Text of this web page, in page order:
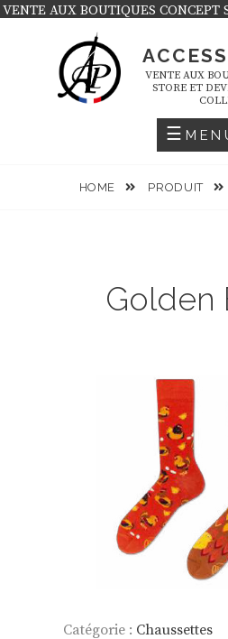
Skip
VENTE AUX BOUTIQUES CONCEPT
VENTE AUX
STORE ET
HOME PRODUIT
Golden
Catégorie : Chaussettes